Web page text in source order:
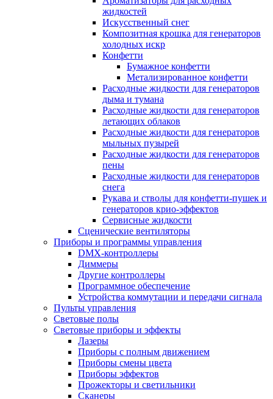
жидкостей
Искусственный снег
Композитная крошка для генераторов
холодных искр
Конфетти
Бумажное конфетти
Метализированное конфетти
Расходные жидкости для генераторов
дыма и тумана
Расходные жидкости для генераторов
летающих облаков
Расходные жидкости для генераторов
мыльных пузырей
Расходные жидкости для генераторов
пены
Расходные жидкости для генераторов
снега
Рукава и стволы для конфетти-пушек и
генераторов крио-эффектов
Сервисные жидкости
Сценические вентиляторы
Приборы и программы управления
DMX-контроллеры
Диммеры
Другие контроллеры
Программное обеспечение
Устройства коммутации и передачи сигнала
Пульты управления
Световые полы
Световые приборы и эффекты
Лазеры
Приборы с полным движением
Приборы смены цвета
Приборы эффектов
Прожекторы и светильники
Сканеры